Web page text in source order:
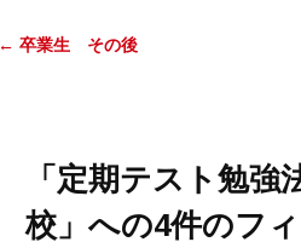
← 卒業生 その後
「 定期テスト勉
校」への4件のフ